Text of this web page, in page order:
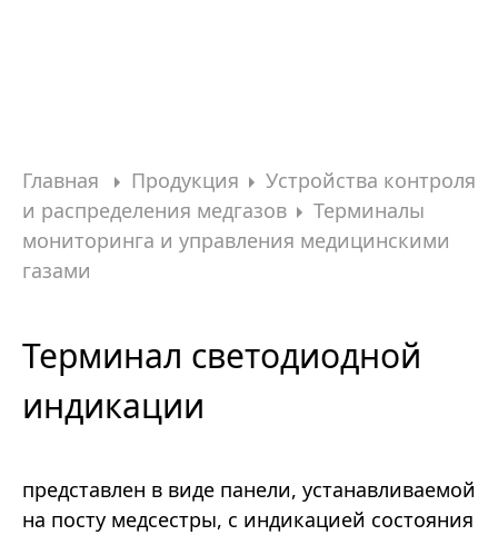
Главная Продукция
Устройства контроля
и распределения медгазов
Терминалы
мониторинга и управления медицинскими
газами
Терминал светодиодной
индикации
представлен в виде панели, устанавливаемой
на посту медсестры, с индикацией состояния